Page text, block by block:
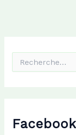
h
Facebook